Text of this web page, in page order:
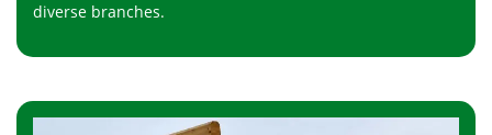
diverse branches.